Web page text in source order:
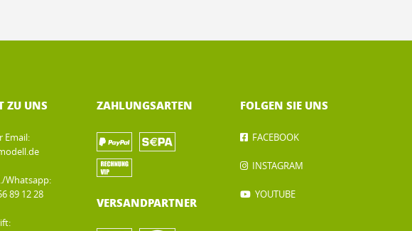
ZU UNS
Email:
Whatsapp:
89 12 28
ZAHLUNGSARTEN
VERSANDPARTNER
FOLGEN SIE UNS
FACEBOOK
INSTAGRAM
YOUTUBE